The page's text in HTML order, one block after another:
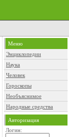
Меню
Энциклопедии
Наука
Человек
Гороскопы
Необъяснимое
Народные средства
Авторизация
Логин: